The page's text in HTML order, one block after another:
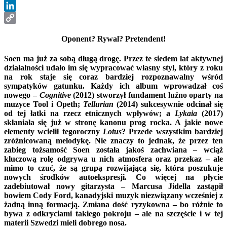
Threads
LinkedIn
Oponent? Rywal? Pretendent!
Soen ma już za sobą długą drogę. Przez te siedem lat aktywnej
działalności udało im się wypracować własny styl, który z roku
na rok staje się coraz bardziej rozpoznawalny wśród
sympatyków gatunku. Każdy ich album wprowadzał coś
nowego – Cognitive(2012) stworzył fundament luźno oparty na
muzyce Tool i Opeth; Tellurian (2014) sukcesywnie odcinał się
od tej łatki na rzecz etnicznych wpływów; a Lykaia(2017)
skłaniała się już w stronę kanonu prog rocka. A jakie nowe
elementy wcielił tegoroczny Lotus? Przede wszystkim bardziej
zróżnicowaną melodykę. Nie znaczy to jednak, że przez ten
zabieg tożsamość Soen została jakoś zachwiana – wciąż
kluczową rolę odgrywa u nich atmosfera oraz przekaz – ale
mimo to czuć, że są grupą rozwijającą się, która poszukuje
nowych środków autoekspresji. Co więcej na płycie
zadebiutował nowy gitarzysta – Marcusa Jidella zastąpił
bowiem Cody Ford, kanadyjski muzyk niezwiązany wcześniej z
żadną inną formacją. Zmiana dość ryzykowna – bo różnie to
bywa z odkryciami takiego pokroju – ale na szczęście i w tej
materii Szwedzi mieli dobrego nosa.